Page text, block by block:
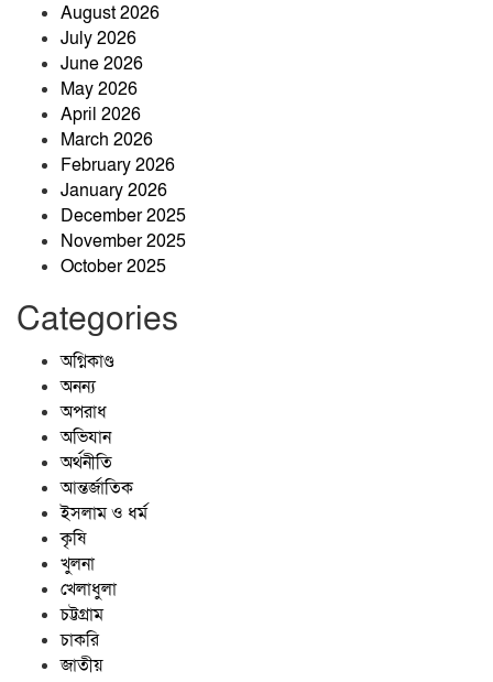
August 2026
July 2026
June 2026
May 2026
April 2026
March 2026
February 2026
January 2026
December 2025
November 2025
October 2025
Categories
অগ্নিকাণ্ড
অনন্য
অপরাধ
অভিযান
অর্থনীতি
আন্তর্জাতিক
ইসলাম ও ধর্ম
কৃষি
খুলনা
খেলাধুলা
চট্টগ্রাম
চাকরি
জাতীয়